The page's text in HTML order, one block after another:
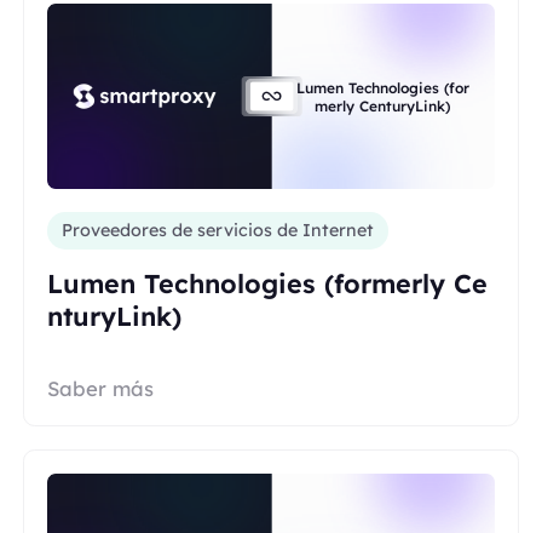
Lumen Technologies (for
merly CenturyLink)
Proveedores de servicios de Internet
Lumen Technologies (formerly Ce
nturyLink)
Saber más